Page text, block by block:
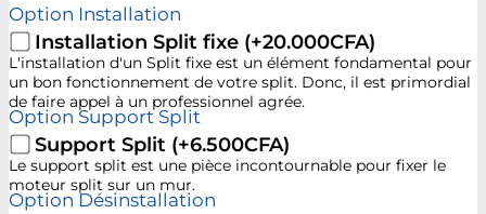
Option Installation
Installation Split fixe (+20.000CFA)
L'installation d'un Split fixe est un élément fondamental pour
un bon fonctionnement de votre split. Donc, il est primordial
de faire appel à un professionnel agrée.
Option Support Split
Support Split (+6.500CFA)
Le support split est une pièce incontournable pour fixer le
moteur split sur un mur.
Option Désinstallation